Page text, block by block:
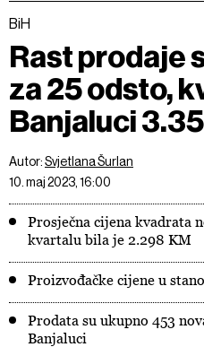
BiH
Rast prodaje
za 25 odsto,
Banjaluci
Autor:Svjetlana Šurlan
10. maj 2023, 16:00
Prosječna cijena kvadrata
kvartalu bila je 2.298 KM
Proizvođačke cijene u
Prodata su ukupno 453
Banjaluci